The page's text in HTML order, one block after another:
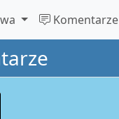
Komentarze